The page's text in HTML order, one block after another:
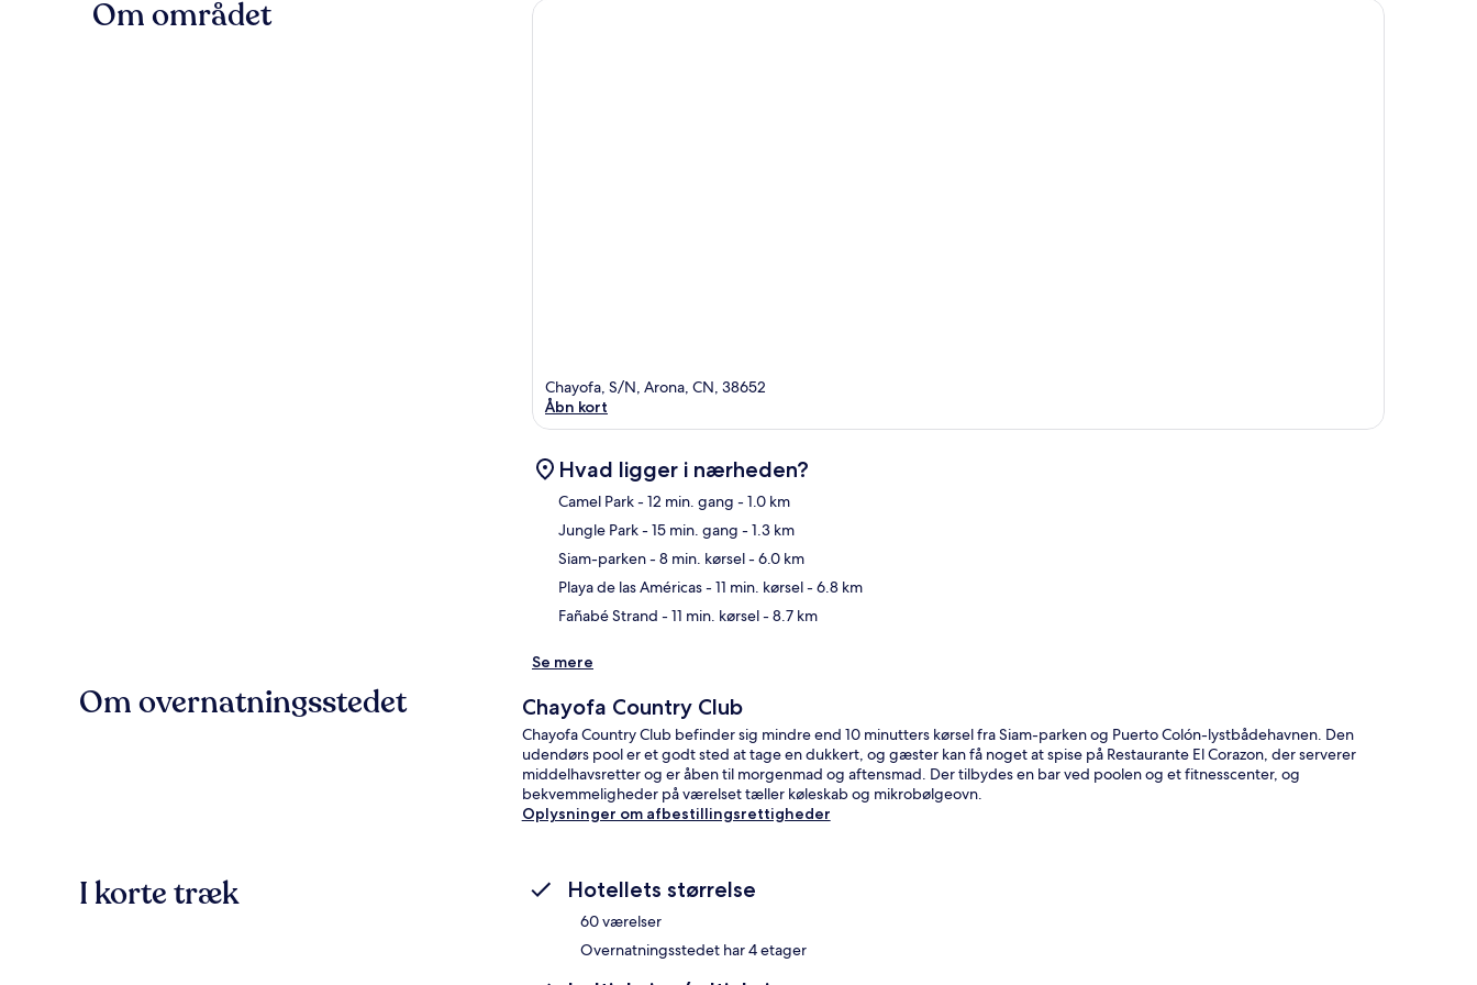
Om området
Chayofa, S/N, Arona, CN, 38652
Åbn kort
Hvad ligger i nærheden?
Camel Park- 12 min. gang - 1.0 km
Jungle Park- 15 min. gang - 1.3 km
Siam-parken- 8 min. kørsel- 6.0 km
Playa de las Américas- 11 min. kørsel- 6.8 km
Fañabé Strand - 11 min. kørsel- 8.7 km
Se mere
Om overnatningsstedet Chayofa Country Club
Chayofa Country Club befinder sig mindre end 10 minutters kørsel fra Siam-parken og Puerto Colón-lystbådehavnen. Den
udendørs pool er et godt sted at tage en dukkert, og gæster kan få noget at spise på Restaurante El Corazon, der serverer
middelhavsretter og er åben til morgenmad og aftensmad. Der tilbydes en bar ved poolen og et fitnesscenter, og
bekvemmeligheder på værelset tæller køleskab og mikrobølgeovn.
Oplysninger om afbestillingsrettigheder
I korte træk Hotellets størrelse
60 værelser
Overnatningsstedet har 4 etager